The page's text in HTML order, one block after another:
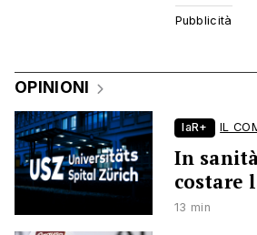
OPINIONI
laR+ IL
In
costare
13 min